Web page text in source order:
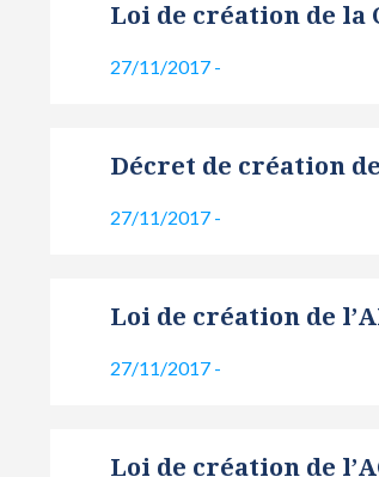
Loi de création de la
27/11/2017 -
Décret de création
27/11/2017 -
Loi de création de
27/11/2017 -
Loi de création de